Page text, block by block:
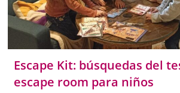
Escape Kit: búsquedas del
escape room para niños